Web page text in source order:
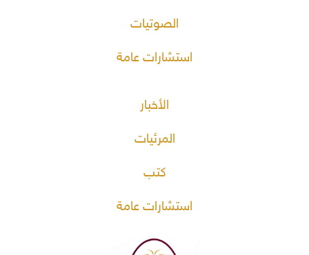
الصوتيات
استشارات عامة
الأخبار
المرئيات
كتب
استشارات عامة